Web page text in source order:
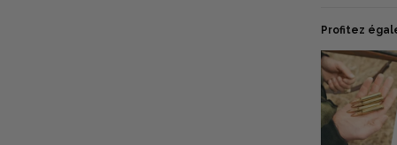
Profitez